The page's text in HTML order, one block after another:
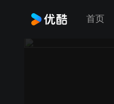
首页